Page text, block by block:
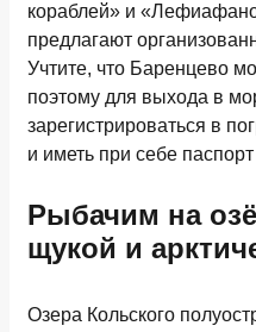
кораблей» и
предлагают
Учтите, что Баренцево
поэтому для выхода в
зарегистрироваться в
и иметь при себе
Рыбачим на
щукой и
Озера Кольского